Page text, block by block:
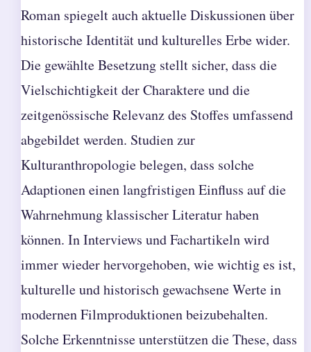
Roman spiegelt auch aktuelle Diskussionen über
historische Identität und kulturelles Erbe wider.
Die gewählte Besetzung stellt sicher, dass die
Vielschichtigkeit der Charaktere und die
zeitgenössische Relevanz des Stoffes umfassend
abgebildet werden. Studien zur
Kulturanthropologie belegen, dass solche
Adaptionen einen langfristigen Einfluss auf die
Wahrnehmung klassischer Literatur haben
können. In Interviews und Fachartikeln wird
immer wieder hervorgehoben, wie wichtig es ist,
kulturelle und historisch gewachsene Werte in
modernen Filmproduktionen beizubehalten.
Solche Erkenntnisse unterstützen die These, dass